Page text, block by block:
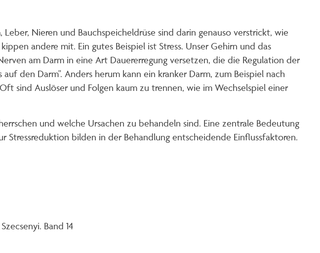
Nieren und Bauchspeicheldrüse sind darin genauso verstrickt, wie
andere mit. Ein gutes Beispiel ist Stress. Unser Gehirn und das
am Darm in eine Art Dauererregung versetzen, die die Regulation der
den Darm". Anders herum kann ein kranker Darm, zum Beispiel nach
sind Auslöser und Folgen kaum zu trennen, wie im Wechselspiel einer
und welche Ursachen zu behandeln sind. Eine zentrale Bedeutung
bilden in der Behandlung entscheidende Einflussfaktoren.
Band 14